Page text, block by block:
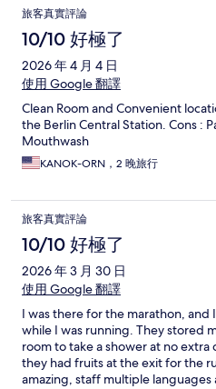
旅客真實評論
10/10 好極了
2026 年 4 月 4 日
使用 Google 翻譯
Clean Room and Convenient
the Berlin Central Station. Cons :
Mouthwash
KANOK-ORN，2 晚旅行
旅客真實評論
10/10 好極了
2026 年 3 月 30 日
使用 Google 翻譯
I was there for the marathon,
while I was running. They stored
room to take a shower at no extra
they had fruits at the exit for the
amazing, staff multiple